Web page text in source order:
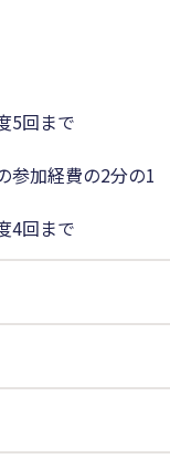
5回まで
参加経費の2分の1
4回まで